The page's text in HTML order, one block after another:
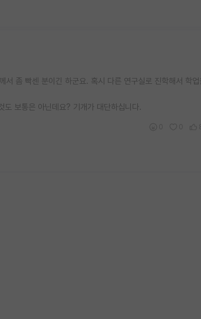
좀 빡센 분이긴 하군요. 혹시 다른 연구실로 진학해서 학
보통은 아닌데요? 기개가 대단하십니다.